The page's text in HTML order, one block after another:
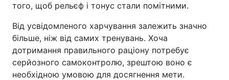
того, щоб рельєф і тонус стали помітними.
Від усвідомленого харчування залежить значно
більше, ніж від самих тренувань. Хоча
дотримання правильного раціону потребує
серйозного самоконтролю, зрештою воно є
необхідною умовою для досягнення мети.